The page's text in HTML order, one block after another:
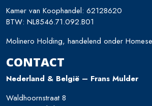
Kamer van Koophandel: 62128620
BTW: NL8546.71.092.B01
Molinero Holding, handelend onder
CONTACT
Nederland & België – Frans Mulder
Waldhoornstraat 8